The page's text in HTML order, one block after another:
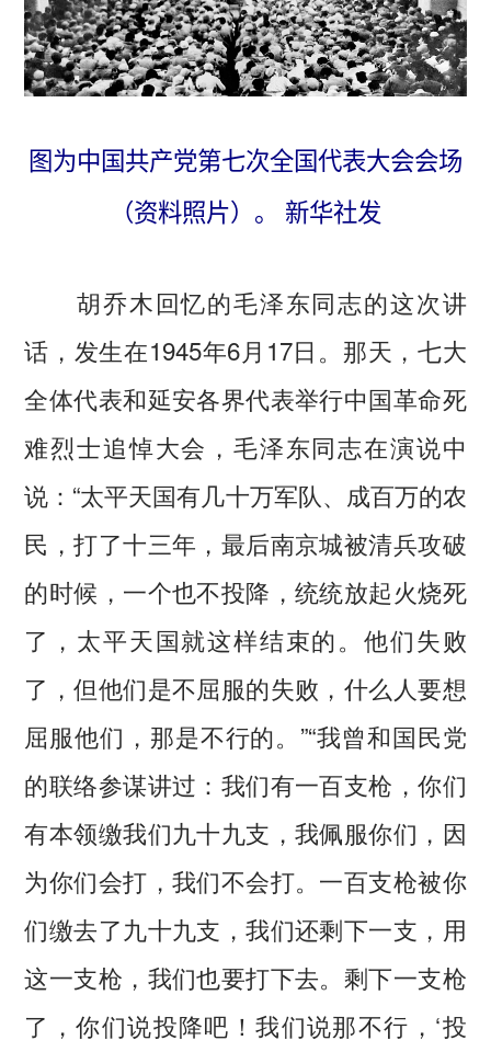
图为中国共产党第七次全国代表大会会场
（资料照片）。 新华社发
胡乔木回忆的毛泽东同志的这次讲
话，发生在1945年6月17日。那天，七大
全体代表和延安各界代表举行中国革命死
难烈士追悼大会，毛泽东同志在演说中
说：“太平天国有几十万军队、成百万的农
民，打了十三年，最后南京城被清兵攻破
的时候，一个也不投降，统统放起火烧死
了，太平天国就这样结束的。他们失败
了，但他们是不屈服的失败，什么人要想
屈服他们，那是不行的。”“我曾和国民党
的联络参谋讲过：我们有一百支枪，你们
有本领缴我们九十九支，我佩服你们，因
为你们会打，我们不会打。一百支枪被你
们缴去了九十九支，我们还剩下一支，用
这一支枪，我们也要打下去。剩下一支枪
了，你们说投降吧！我们说那不行，‘投